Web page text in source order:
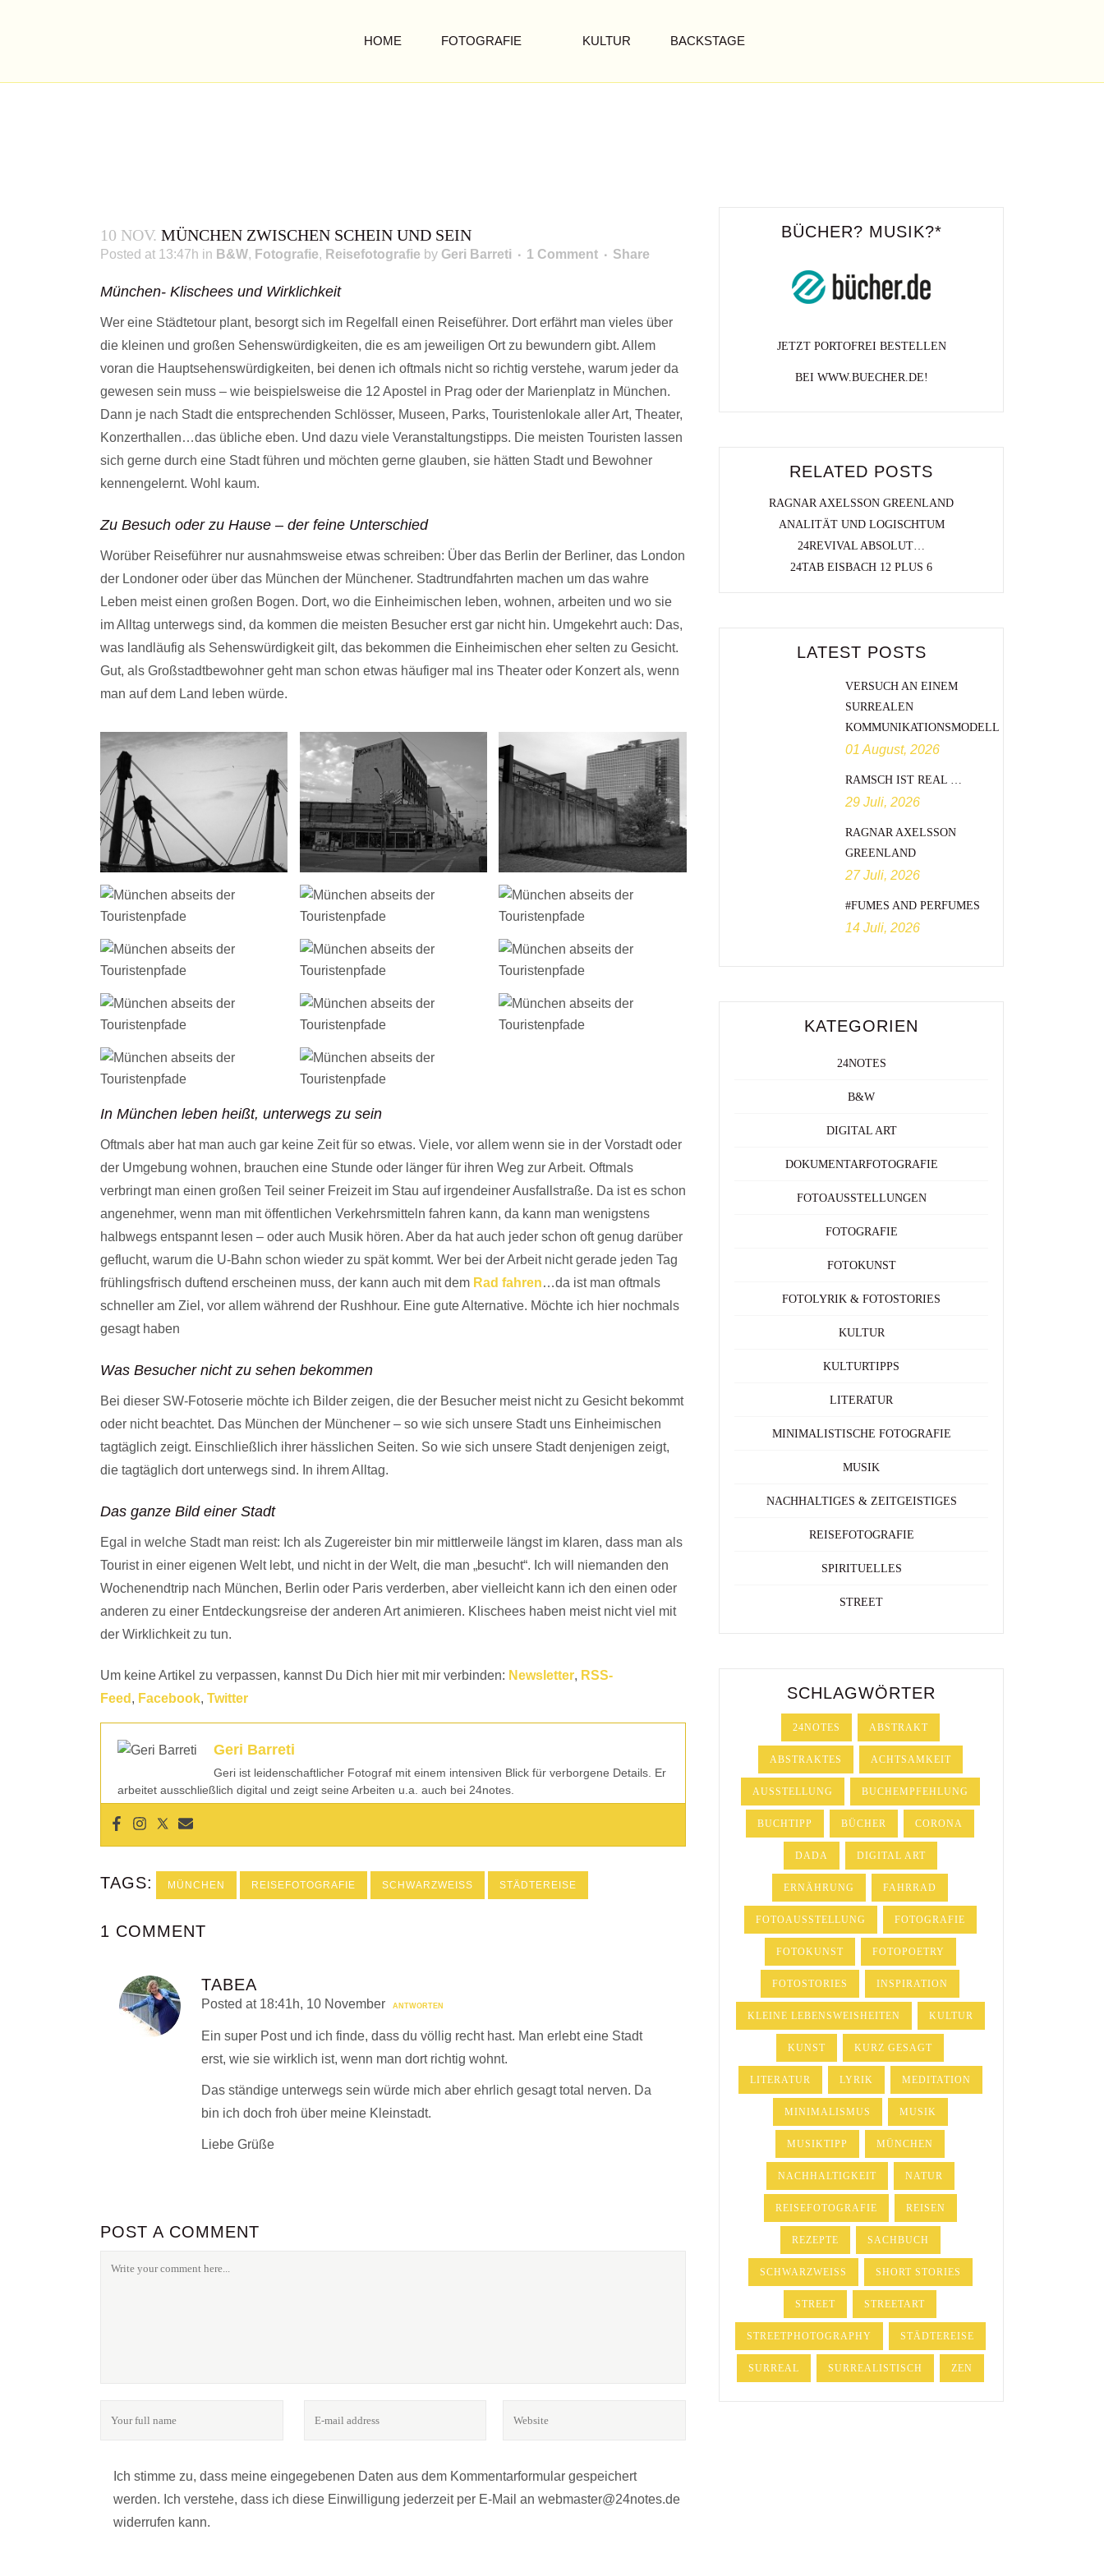
HOME FOTOGRAFIE KULTUR BACKSTAGE
MÜNCHEN ZWISCHEN SCHEIN UND SEIN
10 NOV. MÜNCHEN ZWISCHEN SCHEIN UND SEIN
Posted at 13:47h in B&W, Fotografie, Reisefotografie by Geri Barreti 1 Comment Share
München- Klischees und Wirklichkeit
Wer eine Städtetour plant, besorgt sich im Regelfall einen Reiseführer. Dort erfährt man vieles über
die kleinen und großen Sehenswürdigkeiten, die es am jeweiligen Ort zu bewundern gibt. Allem
voran die Hauptsehenswürdigkeiten, bei denen ich oftmals nicht so richtig verstehe, warum jeder da
gewesen sein muss – wie beispielsweise die 12 Apostel in Prag oder der Marienplatz in München.
Dann je nach Stadt die entsprechenden Schlösser, Museen, Parks, Touristenlokale aller Art, Theater,
Konzerthallen…das übliche eben. Und dazu viele Veranstaltungstipps. Die meisten Touristen lassen
sich gerne durch eine Stadt führen und möchten gerne glauben, sie hätten Stadt und Bewohner
kennengelernt. Wohl kaum.
Zu Besuch oder zu Hause – der feine Unterschied
Worüber Reiseführer nur ausnahmsweise etwas schreiben: Über das Berlin der Berliner, das London
der Londoner oder über das München der Münchener. Stadtrundfahrten machen um das wahre
Leben meist einen großen Bogen. Dort, wo die Einheimischen leben, wohnen, arbeiten und wo sie
im Alltag unterwegs sind, da kommen die meisten Besucher erst gar nicht hin. Umgekehrt auch: Das,
was landläufig als Sehenswürdigkeit gilt, das bekommen die Einheimischen eher selten zu Gesicht.
Gut, als Großstadtbewohner geht man schon etwas häufiger mal ins Theater oder Konzert als, wenn
man auf dem Land leben würde.
In München leben heißt, unterwegs zu sein
Oftmals aber hat man auch gar keine Zeit für so etwas. Viele, vor allem wenn sie in der Vorstadt oder
der Umgebung wohnen, brauchen eine Stunde oder länger für ihren Weg zur Arbeit. Oftmals
verbringt man einen großen Teil seiner Freizeit im Stau auf irgendeiner Ausfallstraße. Da ist es schon
angenehmer, wenn man mit öffentlichen Verkehrsmitteln fahren kann, da kann man wenigstens
halbwegs entspannt lesen – oder auch Musik hören. Aber da hat auch jeder schon oft genug darüber
geflucht, warum die U-Bahn schon wieder zu spät kommt. Wer bei der Arbeit nicht gerade jeden Tag
frühlingsfrisch duftend erscheinen muss, der kann auch mit dem Rad fahren…da ist man oftmals
schneller am Ziel, vor allem während der Rushhour. Eine gute Alternative. Möchte ich hier nochmals
gesagt haben
Was Besucher nicht zu sehen bekommen
Bei dieser SW-Fotoserie möchte ich Bilder zeigen, die der Besucher meist nicht zu Gesicht bekommt
oder nicht beachtet. Das München der Münchener – so wie sich unsere Stadt uns Einheimischen
tagtäglich zeigt. Einschließlich ihrer hässlichen Seiten. So wie sich unsere Stadt denjenigen zeigt,
die tagtäglich dort unterwegs sind. In ihrem Alltag.
Das ganze Bild einer Stadt
Egal in welche Stadt man reist: Ich als Zugereister bin mir mittlerweile längst im klaren, dass man als
Tourist in einer eigenen Welt lebt, und nicht in der Welt, die man „besucht“. Ich will niemanden den
Wochenendtrip nach München, Berlin oder Paris verderben, aber vielleicht kann ich den einen oder
anderen zu einer Entdeckungsreise der anderen Art animieren. Klischees haben meist nicht viel mit
der Wirklichkeit zu tun.
Um keine Artikel zu verpassen, kannst Du Dich hier mit mir verbinden: Newsletter, RSS-
Feed , Facebook, Twitter
Geri Barreti
Geri ist leidenschaftlicher Fotograf mit einem intensiven Blick für verborgene Details. Er
arbeitet ausschließlich digital und zeigt seine Arbeiten u.a. auch bei 24notes.
TAGS: MÜNCHEN REISEFOTOGRAFIE SCHWARZWEISS STÄDTEREISE
1 COMMENT
TABEA
Posted at 18:41h, 10 November ANTWORTEN
Ein super Post und ich finde, dass du völlig recht hast. Man erlebt eine Stadt
erst, wie sie wirklich ist, wenn man dort richtig wohnt.
Das ständige unterwegs sein würde mich aber ehrlich gesagt total nerven. Da
bin ich doch froh über meine Kleinstadt.
Liebe Grüße
POST A COMMENT
Ich stimme zu, dass meine eingegebenen Daten aus dem Kommentarformular gespeichert
werden. Ich verstehe, dass ich diese Einwilligung jederzeit per E-Mail an webmaster@24notes.de
widerrufen kann.
BÜCHER? MUSIK?*
JETZT PORTOFREI BESTELLEN
BEI WWW.BUECHER.DE!
RELATED POSTS
RAGNAR AXELSSON GREENLAND
ANALITÄT UND LOGISCHTUM
24REVIVAL ABSOLUT…
24TAB EISBACH 12 PLUS 6
LATEST POSTS
VERSUCH AN EINEM
SURREALEN
KOMMUNIKATIONSMODELL
01 August, 2026
RAMSCH IST REAL …
29 Juli, 2026
RAGNAR AXELSSON
GREENLAND
27 Juli, 2026
#FUMES AND PERFUMES
14 Juli, 2026
KATEGORIEN
24NOTES
B&W
DIGITAL ART
DOKUMENTARFOTOGRAFIE
FOTOAUSSTELLUNGEN
FOTOGRAFIE
FOTOKUNST
FOTOLYRIK & FOTOSTORIES
KULTUR
KULTURTIPPS
LITERATUR
MINIMALISTISCHE FOTOGRAFIE
MUSIK
NACHHALTIGES & ZEITGEISTIGES
REISEFOTOGRAFIE
SPIRITUELLES
STREET
SCHLAGWÖRTER
24NOTES ABSTRAKT
ABSTRAKTES ACHTSAMKEIT
AUSSTELLUNG BUCHEMPFEHLUNG
BUCHTIPP BÜCHER CORONA
DADA DIGITAL ART
ERNÄHRUNG FAHRRAD
FOTOAUSSTELLUNG FOTOGRAFIE
FOTOKUNST FOTOPOETRY
FOTOSTORIES INSPIRATION
KLEINE LEBENSWEISHEITEN KULTUR
KUNST KURZ GESAGT
LITERATUR LYRIK MEDITATION
MINIMALISMUS MUSIK
MUSIKTIPP MÜNCHEN
NACHHALTIGKEIT NATUR
REISEFOTOGRAFIE REISEN
REZEPTE SACHBUCH
SCHWARZWEISS SHORT STORIES
STREET STREETART
STREETPHOTOGRAPHY STÄDTEREISE
SURREAL SURREALISTISCH ZEN
FOLGE UNS